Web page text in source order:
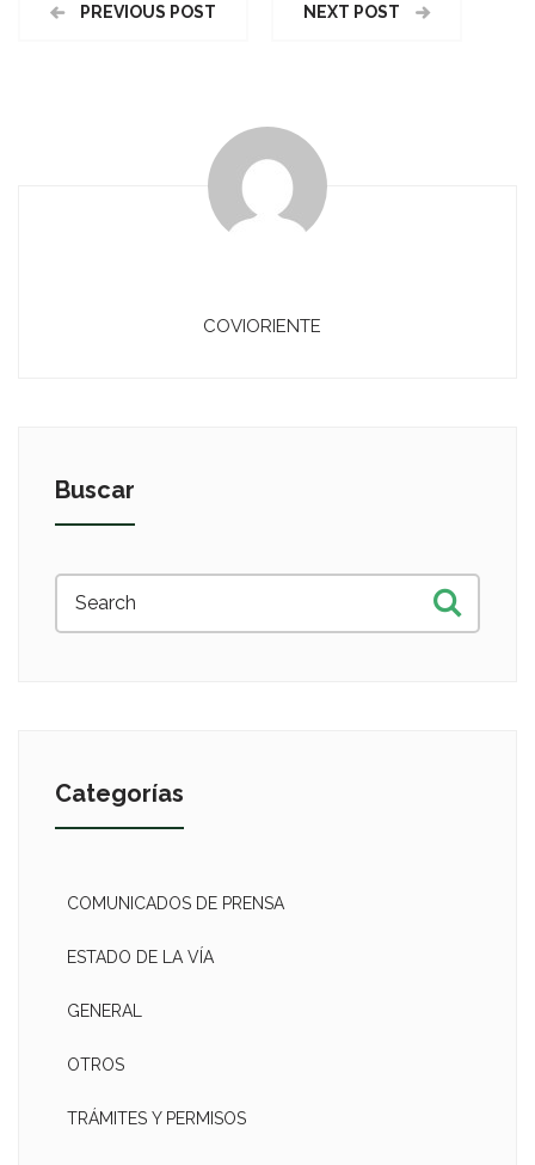
PREVIOUS POST NEXT POST
COVIORIENTE
Buscar
Categorías
COMUNICADOS DE PRENSA
ESTADO DE LA VÍA
GENERAL
OTROS
TRÁMITES Y PERMISOS